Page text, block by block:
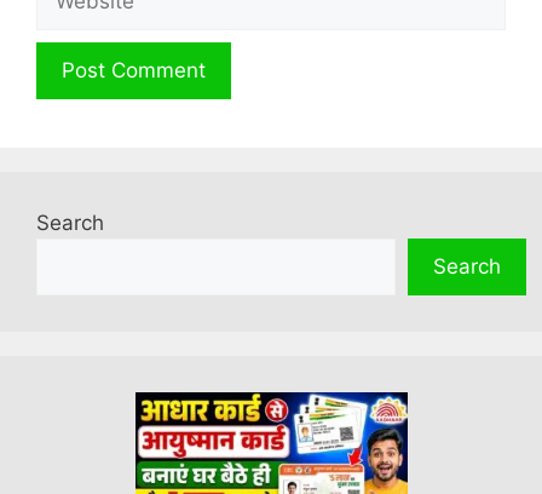
Search
Search